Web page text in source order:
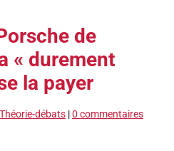
de
« durement
la payer
Théorie-débats |0 commentaires